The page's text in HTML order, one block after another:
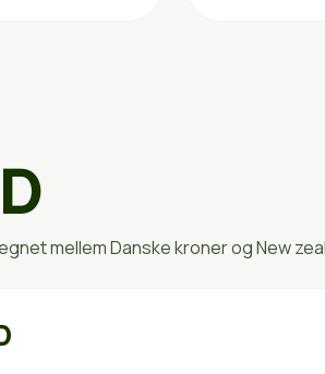
mellem Danske kroner og New